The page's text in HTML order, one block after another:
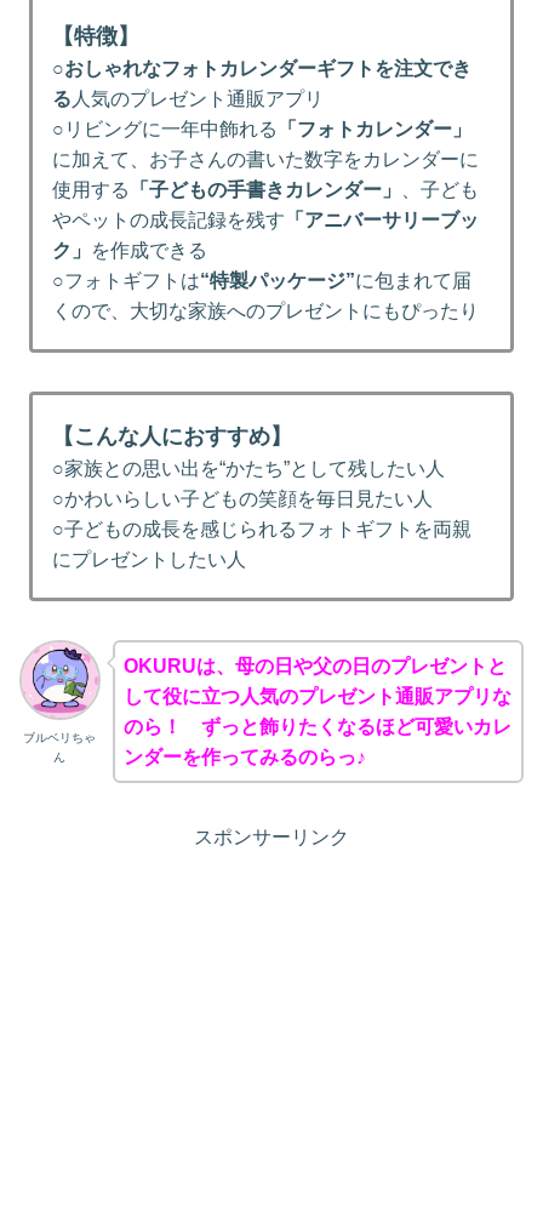
【特徴】
○おしゃれなフォトカレンダーギフトを注文でき
る 人気のプレゼント通販アプリ
○リビングに一年中飾れる
「フォトカレンダー」
に加えて、お子さんの書いた数字をカレンダーに
使用する
「子どもの手書きカレンダー」
、子ども
やペットの成長記録を残す 「アニバーサリーブッ
ク」 を作成できる
○フォトギフトは“特製パッケージ”に包まれて届
くので、大切な家族へのプレゼントにもぴったり
【こんな人におすすめ】
○家族との思い出を“かたち”として残したい人
○かわいらしい子どもの笑顔を毎日見たい人
○子どもの成長を感じられるフォトギフトを両親
にプレゼントしたい人
ブルベリちゃ
ん
OKURUは、母の日や父の日のプレゼントと
して役に立つ人気のプレゼント通販アプリな
のら！ ずっと飾りたくなるほど可愛いカレ
ンダーを作ってみるのらっ♪
スポンサーリンク